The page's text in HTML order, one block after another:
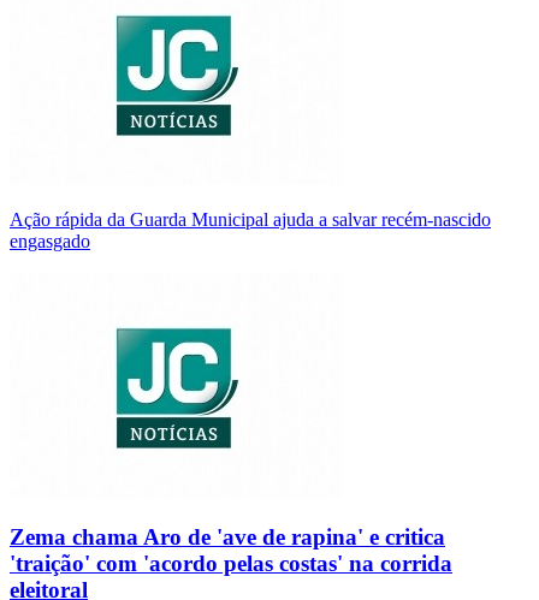
Ação rápida da Guarda Municipal ajuda a salvar recém-nascido
engasgado
Zema chama Aro de 'ave de rapina' e critica
'traição' com 'acordo pelas costas' na corrida
eleitoral